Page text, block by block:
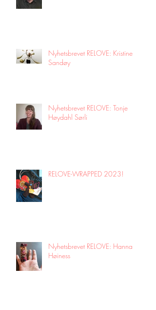
Nyhetsbrevet RELOVE: Kristine
Sandøy
Nyhetsbrevet RELOVE: Tonje
Høydahl Sørli
RELOVE-WRAPPED 2023!
Nyhetsbrevet RELOVE: Hanna
Høiness